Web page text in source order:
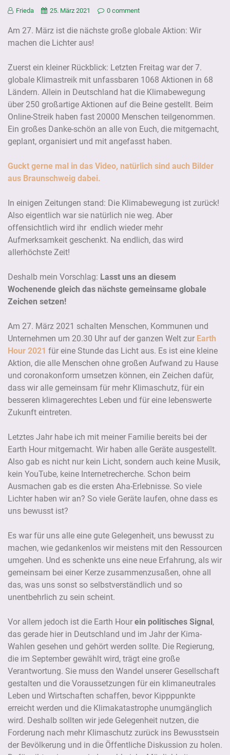
Frieda 25. März 2021 0 comment
Am 27. März ist die nächste große globale Aktion: Wir
machen die Lichter aus!
Zuerst ein kleiner Rückblick: Letzten Freitag war der 7.
globale Klimastreik mit unfassbaren 1068 Aktionen in 68
Ländern. Allein in Deutschland hat die Klimabewegung
über 250 großartige Aktionen auf die Beine gestellt. Beim
Online-Streik haben fast 20000 Menschen teilgenommen.
Ein großes Danke-schön an alle von Euch, die mitgemacht,
geplant, organisiert und mit angefasst haben.
Guckt gerne mal in das Video, natürlich sind auch Bilder
aus Braunschweig dabei.
In einigen Zeitungen stand: Die Klimabewegung ist zurück!
Also eigentlich war sie natürlich nie weg. Aber
offensichtlich wird ihr endlich wieder mehr
Aufmerksamkeit geschenkt. Na endlich, das wird
allerhöchste Zeit!
Deshalb mein Vorschlag: Lasst uns an diesem
Wochenende gleich das nächste gemeinsame globale
Zeichen setzen!
Am 27. März 2021 schalten Menschen, Kommunen und
Unternehmen um 20.30 Uhr auf der ganzen Welt zur Earth
Hour 2021 für eine Stunde das Licht aus. Es ist eine kleine
Aktion, die alle Menschen ohne großen Aufwand zu Hause
und coronakonform umsetzen können, ein Zeichen dafür,
dass wir alle gemeinsam für mehr Klimaschutz, für ein
besseren klimagerechtes Leben und für eine lebenswerte
Zukunft eintreten.
Letztes Jahr habe ich mit meiner Familie bereits bei der
Earth Hour mitgemacht. Wir haben alle Geräte ausgestellt.
Also gab es nicht nur kein Licht, sondern auch keine Musik,
kein YouTube, keine Internetrecherche. Schon beim
Ausmachen gab es die ersten Aha-Erlebnisse. So viele
Lichter haben wir an? So viele Geräte laufen, ohne dass es
uns bewusst ist?
Es war für uns alle eine gute Gelegenheit, uns bewusst zu
machen, wie gedankenlos wir meistens mit den Ressourcen
umgehen. Und es schenkte uns eine neue Erfahrung, als wir
gemeinsam bei einer Kerze zusammenzusaßen, ohne all
das, was uns sonst so selbstverständlich und so
unentbehrlich zu sein scheint.
Vor allem jedoch ist die Earth Hour ein politisches Signal ,
das gerade hier in Deutschland und im Jahr der Kima-
Wahlen gesehen und gehört werden sollte. Die Regierung,
die im September gewählt wird, trägt eine große
Verantwortung. Sie muss den Wandel unserer Gesellschaft
gestalten und die Voraussetzungen für ein klimaneutrales
Leben und Wirtschaften schaffen, bevor Kipppunkte
erreicht werden und die Klimakatastrophe unumgänglich
wird. Deshalb sollten wir jede Gelegenheit nutzen, die
Forderung nach mehr Klimaschutz zurück ins Bewusstsein
der Bevölkerung und in die Öffentliche Diskussion zu holen.